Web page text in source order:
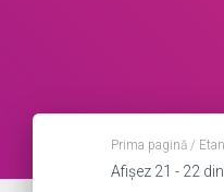
Prima pagină /
Afișez 21 - 22